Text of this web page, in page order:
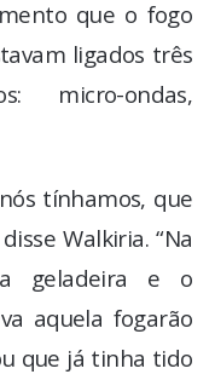
que o fogo
ligados três
micro-ondas,
tínhamos, que
Walkiria. “Na
geladeira e o
aquela fogarão
que já tinha tido